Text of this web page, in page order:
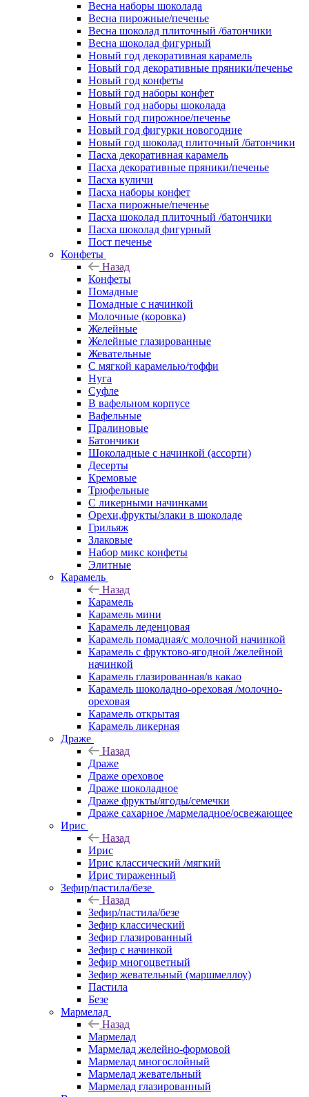
Весна наборы шоколада
Весна пирожные/печенье
Весна шоколад плиточный /батончики
Весна шоколад фигурный
Новый год декоративная карамель
Новый год декоративные пряники/печенье
Новый год конфеты
Новый год наборы конфет
Новый год наборы шоколада
Новый год пирожное/печенье
Новый год фигурки новогодние
Новый год шоколад плиточный /батончики
Пасха декоративная карамель
Пасха декоративные пряники/печенье
Пасха куличи
Пасха наборы конфет
Пасха пирожные/печенье
Пасха шоколад плиточный /батончики
Пасха шоколад фигурный
Пост печенье
Конфеты
Назад
Конфеты
Помадные
Помадные с начинкой
Молочные (коровка)
Желейные
Желейные глазированные
Жевательные
С мягкой карамелью/тоффи
Нуга
Суфле
В вафельном корпусе
Вафельные
Пралиновые
Батончики
Шоколадные с начинкой (ассорти)
Десерты
Кремовые
Трюфельные
С ликерными начинками
Орехи,фрукты/злаки в шоколаде
Грильяж
Злаковые
Набор микс конфеты
Элитные
Карамель
Назад
Карамель
Карамель мини
Карамель леденцовая
Карамель помадная/с молочной начинкой
Карамель с фруктово-ягодной /желейной
начинкой
Карамель глазированная/в какао
Карамель шоколадно-ореховая /молочно-
ореховая
Карамель открытая
Карамель ликерная
Драже
Назад
Драже
Драже ореховое
Драже шоколадное
Драже фрукты/ягоды/семечки
Драже сахарное /мармеладное/освежающее
Ирис
Назад
Ирис
Ирис классический /мягкий
Ирис тираженный
Зефир/пастила/безе
Назад
Зефир/пастила/безе
Зефир классический
Зефир глазированный
Зефир с начинкой
Зефир многоцветный
Зефир жевательный (маршмеллоу)
Пастила
Безе
Мармелад
Назад
Мармелад
Мармелад желейно-формовой
Мармелад многослойный
Мармелад жевательный
Мармелад глазированный